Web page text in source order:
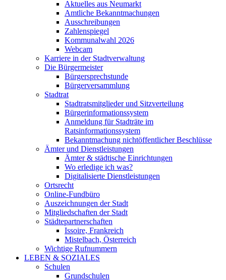
Aktuelles aus Neumarkt
Amtliche Bekanntmachungen
Ausschreibungen
Zahlenspiegel
Kommunalwahl 2026
Webcam
Karriere in der Stadtverwaltung
Die Bürgermeister
Bürgersprechstunde
Bürgerversammlung
Stadtrat
Stadtratsmitglieder und Sitzverteilung
Bürgerinformationssystem
Anmeldung für Stadträte im
Ratsinformationssystem
Bekanntmachung nichtöffentlicher Beschlüsse
Ämter und Dienstleistungen
Ämter & städtische Einrichtungen
Wo erledige ich was?
Digitalisierte Dienstleistungen
Ortsrecht
Online-Fundbüro
Auszeichnungen der Stadt
Mitgliedschaften der Stadt
Städtepartnerschaften
Issoire, Frankreich
Mistelbach, Österreich
Wichtige Rufnummern
LEBEN & SOZIALES
Schulen
Grundschulen